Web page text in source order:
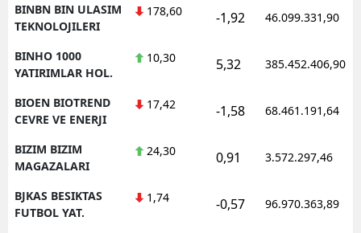
BINBN BIN ULASIM
TEKNOLOJILERI
178,60 -1,92 46.099.331,90
BINHO 1000
YATIRIMLAR HOL.
10,30 5,32 385.452.406,90
BIOEN BIOTREND
CEVRE VE ENERJI
17,42 -1,58 68.461.191,64
BIZIM BIZIM
MAGAZALARI
24,30 0,91 3.572.297,46
BJKAS BESIKTAS
FUTBOL YAT.
1,74 -0,57 96.970.363,89